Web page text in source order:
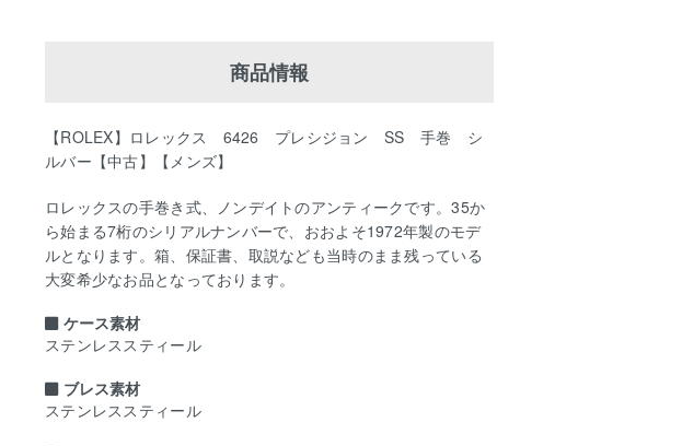
商品情報
【ROLEX】ロレックス 6426 プレシジョン SS 手巻 シ
ルバー【中古】【メンズ】
ロレックスの手巻き式、ノンデイトのアンティークです。35か
ら始まる7桁のシリアルナンバーで、おおよそ1972年製のモデ
ルとなります。箱、保証書、取説なども当時のまま残っている
大変希少なお品となっております。
ケース素材
ステンレススティール
ブレス素材
ステンレススティール